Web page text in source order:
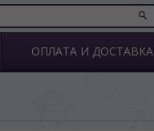
ОПЛАТА И ДОСТАВКА